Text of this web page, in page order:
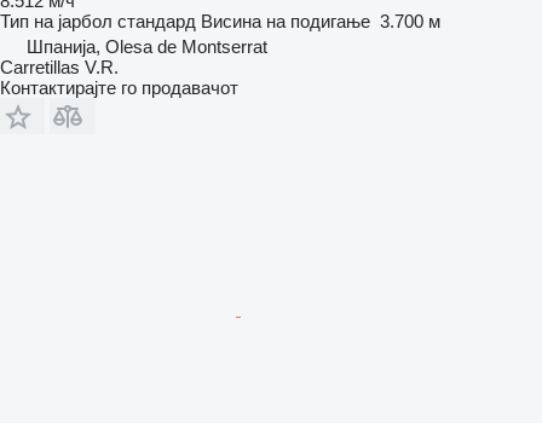
Тип на јарбол стандард Висина на подигање 3.700 м
Шпанија, Olesa de Montserrat
Carretillas V.R.
Контактирајте го продавачот